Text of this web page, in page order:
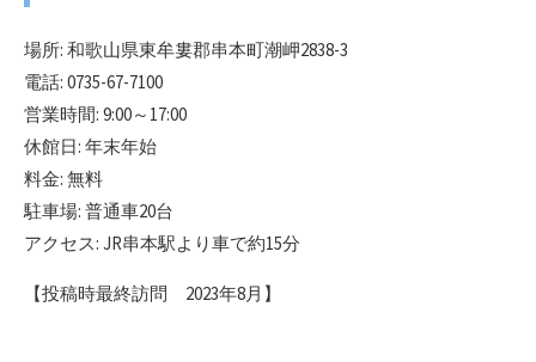
場所: 和歌山県東牟婁郡串本町潮岬2838-3
電話: 0735-67-7100
営業時間: 9:00～17:00
休館日: 年末年始
料金: 無料
駐車場: 普通車20台
アクセス: JR串本駅より車で約15分
【投稿時最終訪問 2023年8月】